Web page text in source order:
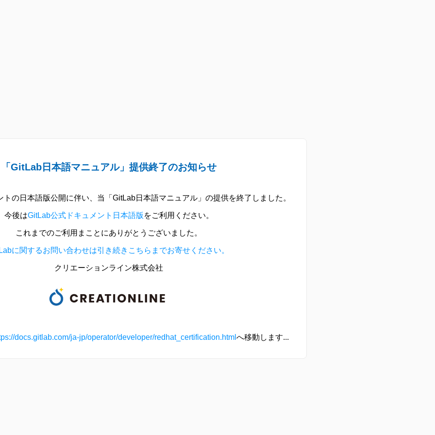
「GitLab日本語マニュアル」提供終了のお知らせ
の日本語版公開に伴い、当「GitLab日本語マニュアル」の提供を終了しました。
今後はGitLab公式ドキュメント日本語版 をご利用ください。
これまでのご利用まことにありがとうございました。
に関するお問い合わせは引き続きこちらまでお寄せください。
クリエーションライン株式会社
docs.gitlab.com/ja-jp/operator/developer/redhat_certification.html へ移動します...